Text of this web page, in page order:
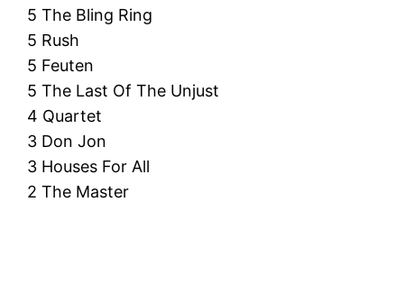
5 The Bling Ring
5 Rush
5 Feuten
5 The Last Of The Unjust
4 Quartet
3 Don Jon
3 Houses For All
2 The Master